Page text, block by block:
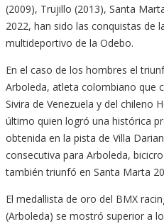
(2009), Trujillo (2013), Santa
2022, han sido las conquistas de
multideportivo de la Odebo.
En el caso de los hombres el
Arboleda, atleta colombiano que
Sivira de Venezuela y del chileno
último quien logró una histórica
obtenida en la pista de Villa
consecutiva para Arboleda,
también triunfó en Santa Marta
El medallista de oro del BMX
(Arboleda) se mostró superior a